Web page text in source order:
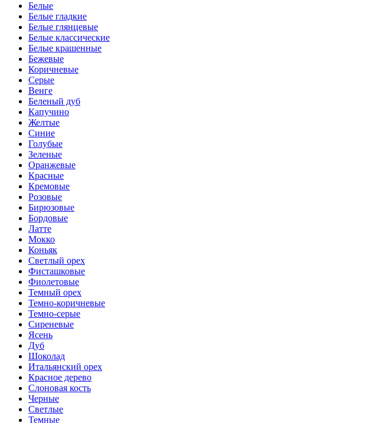
Белые
Белые гладкие
Белые глянцевые
Белые классические
Белые крашенные
Бежевые
Коричневые
Серые
Венге
Беленый дуб
Капучино
Желтые
Синие
Голубые
Зеленые
Оранжевые
Красные
Кремовые
Розовые
Бирюзовые
Бордовые
Латте
Мокко
Коньяк
Светлый орех
Фисташковые
Фиолетовые
Темный орех
Темно-коричневые
Темно-серые
Сиреневые
Ясень
Дуб
Шоколад
Итальянский орех
Красное дерево
Слоновая кость
Черные
Светлые
Темные